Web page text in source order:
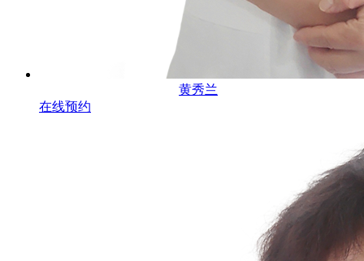
黄秀兰
在线预约